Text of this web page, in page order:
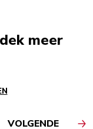
meer
VOLGENDE